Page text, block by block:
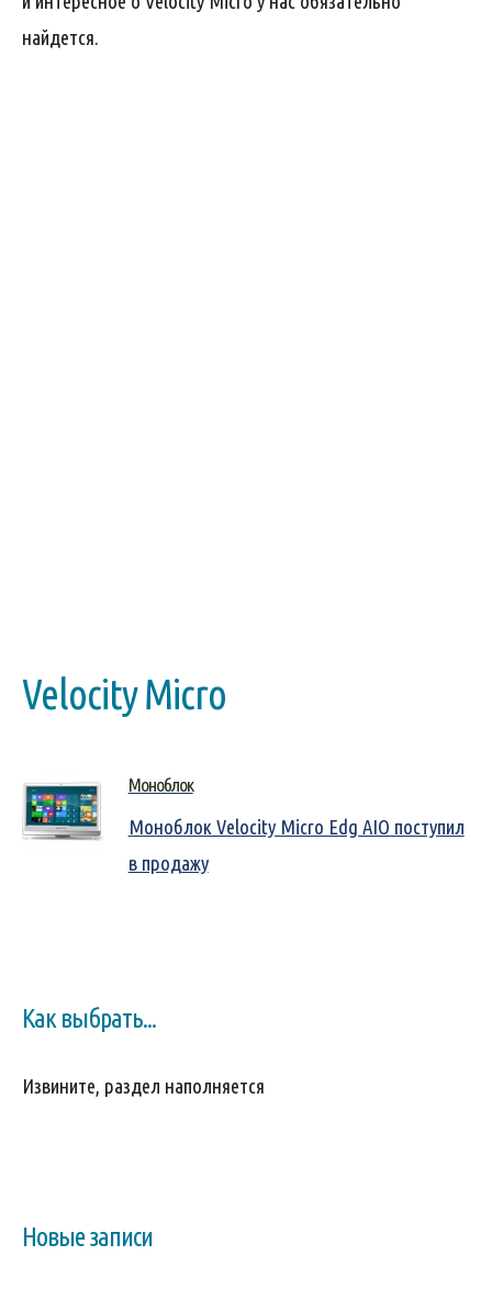
найдется.
Velocity Micro
Моноблок
Моноблок Velocity Micro Edg AIO поступил
в продажу
Как выбрать...
Извините, раздел наполняется
Новые записи